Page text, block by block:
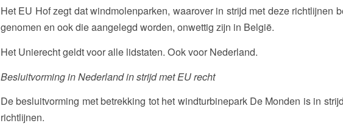
Het EU Hof zegt dat windmolenparken, waarover in strijd met deze richtlijnen
genomen en ook die aangelegd worden, onwettig zijn in België.
Het Unierecht geldt voor alle lidstaten. Ook voor Nederland.
Besluitvorming in Nederland in strijd met EU recht
De besluitvorming met betrekking tot het windturbinepark De Monden is in
richtlijnen.